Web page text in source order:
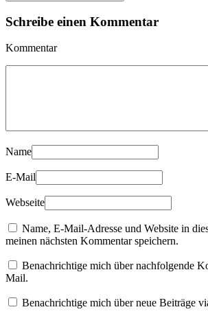
Schreibe einen Kommentar
Kommentar
Name
E-Mail
Webseite
Name, E-Mail-Adresse und Website in
meinen nächsten Kommentar speichern.
Benachrichtige mich über nachfolgende
Mail.
Benachrichtige mich über neue Beiträge